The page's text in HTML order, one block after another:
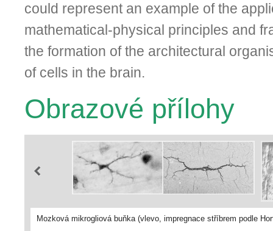
could represent an example of the
mathematical-physical principles and
the formation of the architectural
of cells in the brain.
Obrazové přílohy
Mozková mikrogliová buňka (vlevo, impregnace stříbrem podle